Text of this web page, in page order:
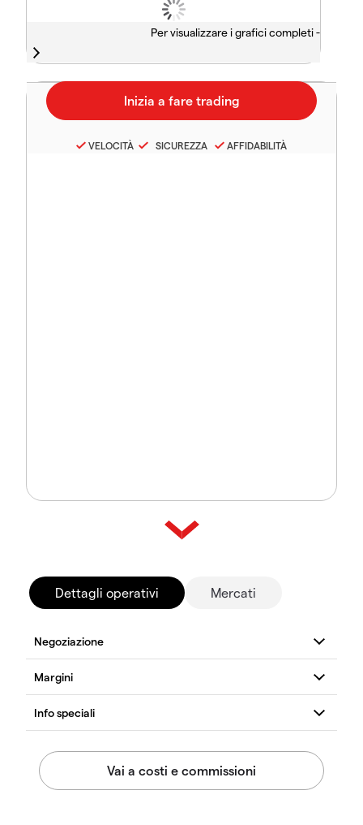
Per visualizzare i grafici completi -
VELOCITÀ SICUREZZA AFFIDABILITÀ
Dettagli operativi Mercati